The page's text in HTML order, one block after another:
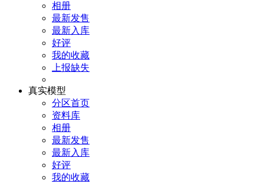
相册
最新发售
最新入库
好评
我的收藏
上报缺失
真实模型
分区首页
资料库
相册
最新发售
最新入库
好评
我的收藏